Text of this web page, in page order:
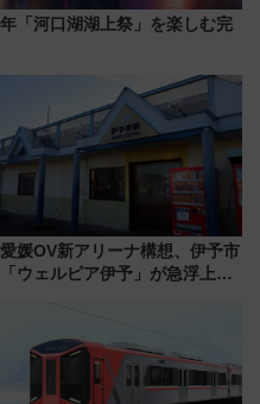
「河口湖湖上祭」を楽しむ完
愛媛OV新アリーナ構想、伊予市
「ウェルピア伊予」が急浮上！